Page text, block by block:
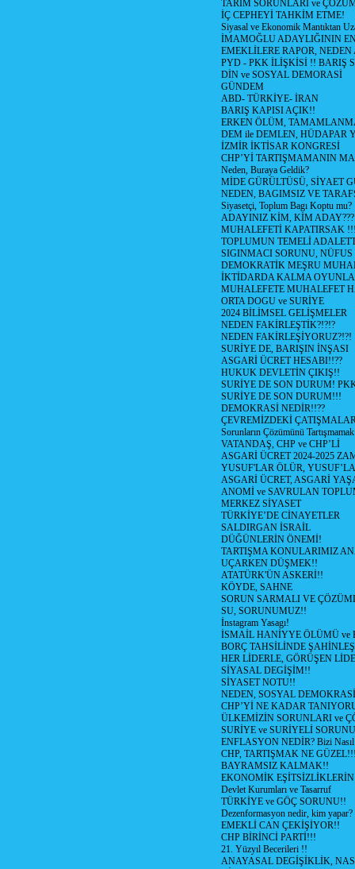
TARIM SORUNLARI ve
İÇ CEPHEYİ TAHKİM ETME!
Siyasal ve Ekonomik Mantıktan
İMAMOĞLU ADAYLIĞININ
EMEKLİLERE RAPOR,
PYD - PKK İLİŞKİSİ !! BARIŞ
DİN ve SOSYAL DEMORASİ
GÜNDEM
ABD- TÜRKİYE- İRAN
BARIŞ KAPISI AÇIK!!
ERKEN ÖLÜM,
DEM ile DEMLEN, HÜDAPAR
İZMİR İKTİSAR KONGRESİ
CHP’Yİ TARTIŞMAMANIN
Neden, Buraya Geldik?
MİDE GÜRÜLTÜSÜ, SİYAET
NEDEN, BAGIMSIZ VE
Siyasetçi, Toplum Bagı Koptu mu?
ADAYINIZ KİM, KİM ADAY???
MUHALEFETİ KAPATIRSAK
TOPLUMUN TEMELİ
SIGINMACI SORUNU,
DEMOKRATİK MEŞRU
İKTİDARDA KALMA
MUHALEFETE MUHALEFET
ORTA DOGU ve SURİYE
2024 BİLİMSEL GELİŞMELER
NEDEN FAKİRLEŞTİK?!?!?
NEDEN FAKİRLEŞİYORUZ?!?!
SURİYE DE, BARIŞIN İNŞASI
ASGARİ ÜCRET HESABI!!??
HUKUK DEVLETİN ÇIKIŞ!!
SURİYE DE SON DURUM!
SURİYE DE SON DURUM!!!
DEMOKRASİ NEDİR!!??
ÇEVREMİZDEKİ
Sorunların Çözümünü
VATANDAŞ, CHP ve CHP’Lİ
ASGARİ ÜCRET 2024-2025
YUSUF'LAR ÖLÜR,
ASGARİ ÜCRET, ASGARİ
ANOMİ ve SAVRULAN
MERKEZ SİYASET
TÜRKİYE’DE CİNAYETLER
SALDIRGAN İSRAİL
DÜĞÜNLERİN ÖNEMİ!
TARTIŞMA KONULARIMIZ
UÇARKEN DÜŞMEK!!
ATATÜRK'ÜN ASKERİ!!
KÖYDE, SAHNE
SORUN SARMALI VE
SU, SORUNUMUZ!!
İnstagram Yasagı!
İSMAİL HANİYYE ÖLÜMÜ ve
BORÇ TAHSİLİNDE
HER LİDERLE, GÖRÜŞEN
SİYASAL DEGİŞİM!!
SİYASET NOTU!!
NEDEN, SOSYAL
CHP’Yİ NE KADAR
ÜLKEMİZİN SORUNLARI ve
SURİYE ve SURİYELİ
ENFLASYON NEDİR? Bizi
CHP, TARTIŞMAK NE
BAYRAMSIZ KALMAK!!
EKONOMİK
Devlet Kurumları ve Tasarruf
TÜRKİYE ve GÖÇ SORUNU!!
Dezenformasyon nedir, kim yapar?
EMEKLİ CAN ÇEKİŞİYOR!!
CHP BİRİNCİ PARTİ!!!
21. Yüzyıl Becerileri !!
ANAYASAL DEGİŞİKLİK,